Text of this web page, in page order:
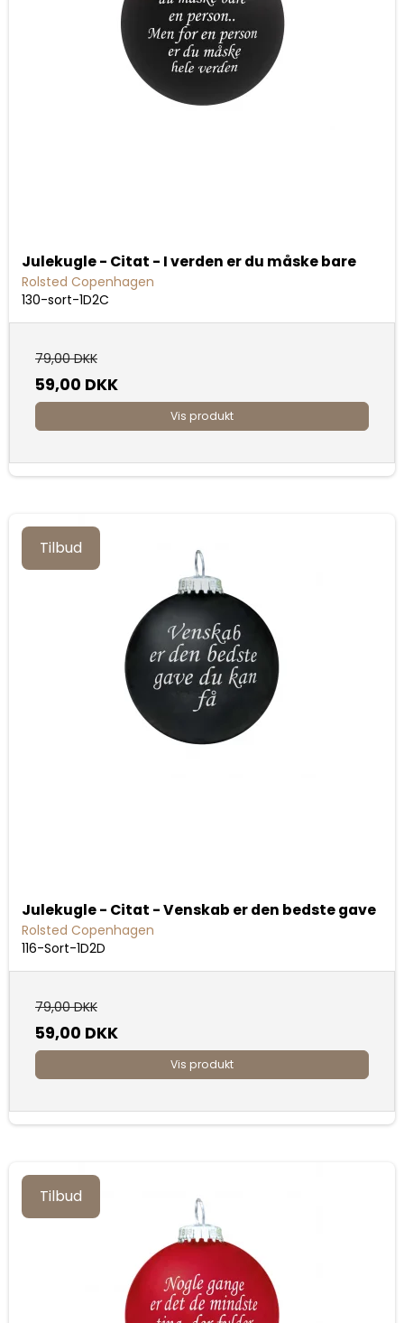
Julekugle - Citat - I verden er du måske bare
Rolsted Copenhagen
130-sort-1D2C
79,00 DKK
59,00 DKK
Vis produkt
Tilbud
Julekugle - Citat - Venskab er den bedste gave
Rolsted Copenhagen
116-Sort-1D2D
79,00 DKK
59,00 DKK
Vis produkt
Tilbud